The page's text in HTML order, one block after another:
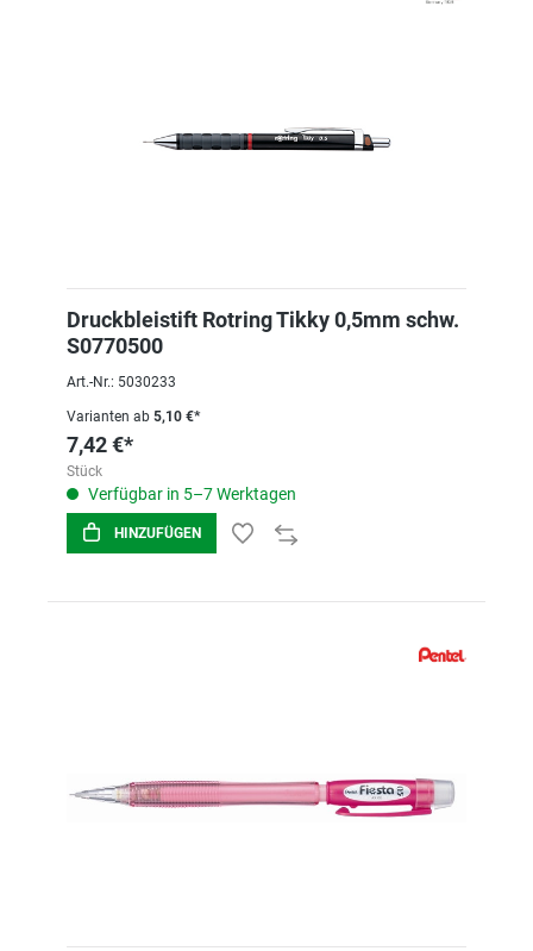
Druckbleistift Rotring Tikky 0,5mm schw.
S0770500
Art.-Nr.: 5030233
Varianten ab 5,10 €*
7,42 €*
Stück
Verfügbar in 5–7 Werktagen
HINZUFÜGEN